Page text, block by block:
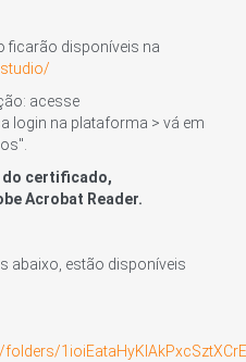
ficarão disponíveis na
acesse
login na plataforma > vá em
do certificado,
Acrobat Reader.
abaixo, estão disponíveis